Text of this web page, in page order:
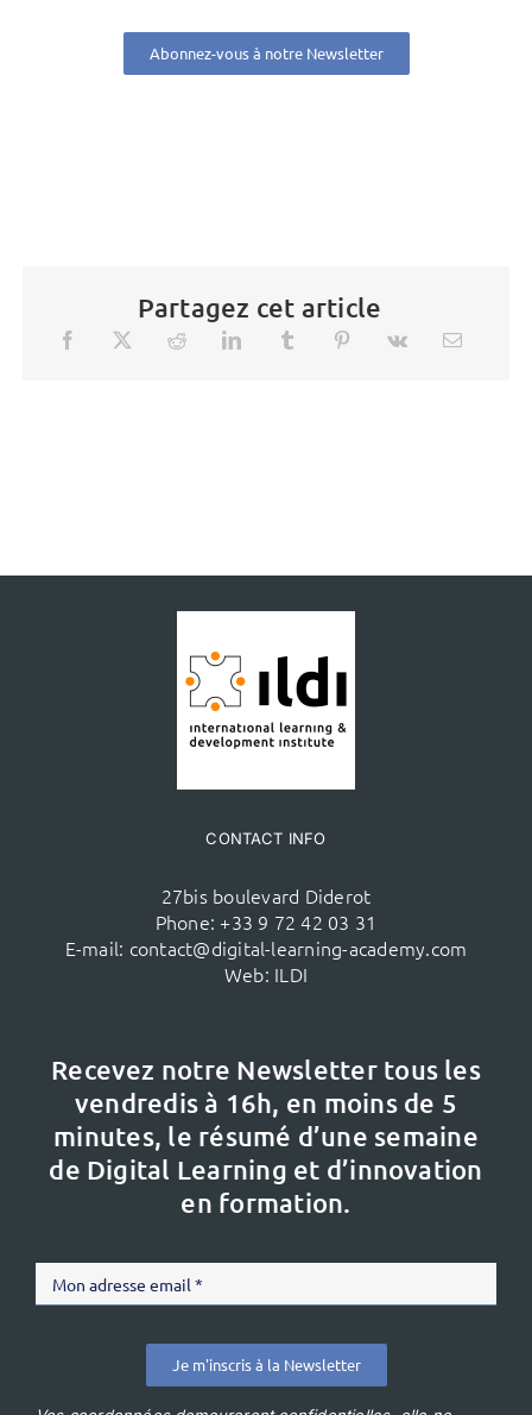
Abonnez-vous à notre Newsletter
Partagez cet article
CONTACT INFO
27bis boulevard Diderot
Phone: +33 9 72 42 03 31
E-mail: contact@digital-learning-academy.com
Web: ILDI
Recevez notre Newsletter tous les
vendredis à 16h, en moins de 5
minutes, le résumé d’une semaine
de Digital Learning et d’innovation
en formation.
Je m'inscris à la Newsletter